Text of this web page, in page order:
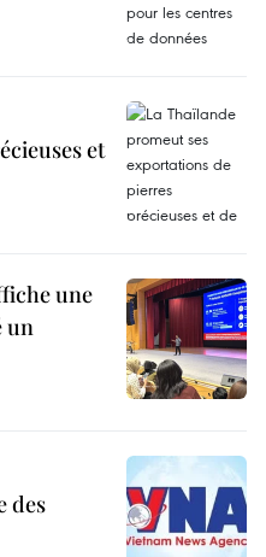
et
une
un
des